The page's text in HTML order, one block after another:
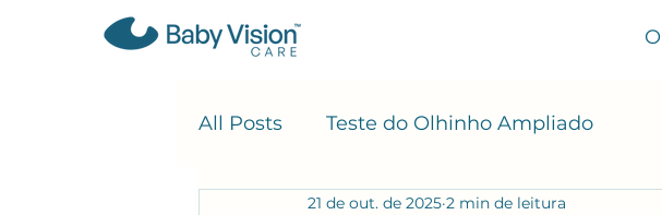
All Posts Teste do Olhinho Ampliado
21 de out. de 2025 2 min de leitura